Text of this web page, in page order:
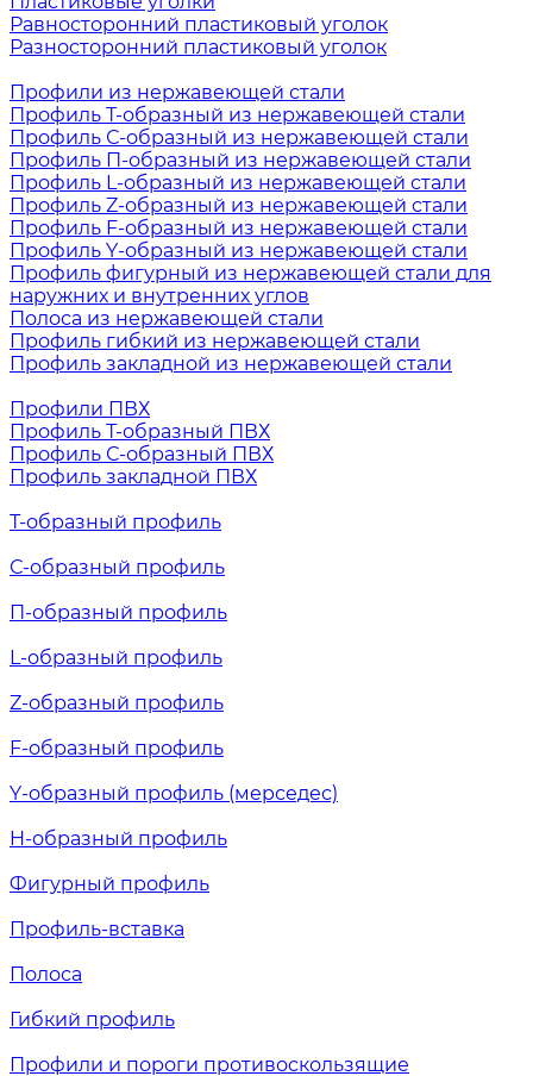
Равносторонний пластиковый уголок
Разносторонний пластиковый уголок
Профили из нержавеющей стали
Профиль Т-образный из нержавеющей стали
Профиль С-образный из нержавеющей стали
Профиль П-образный из нержавеющей стали
Профиль L-образный из нержавеющей стали
Профиль Z-образный из нержавеющей стали
Профиль F-образный из нержавеющей стали
Профиль Y-образный из нержавеющей стали
Профиль фигурный из нержавеющей стали для
наружних и внутренних углов
Полоса из нержавеющей стали
Профиль гибкий из нержавеющей стали
Профиль закладной из нержавеющей стали
Профили ПВХ
Профиль Т-образный ПВХ
Профиль С-образный ПВХ
Профиль закладной ПВХ
Т-образный профиль
С-образный профиль
П-образный профиль
L-образный профиль
Z-образный профиль
F-образный профиль
Y-образный профиль (мерседес)
H-образный профиль
Фигурный профиль
Профиль-вставка
Полоса
Гибкий профиль
Профили и пороги противоскользящие